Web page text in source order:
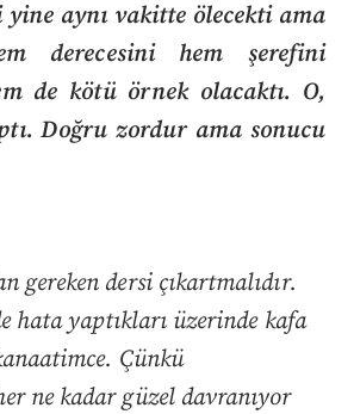
yine aynı vakitte ölecekti ama
derecesini hem şerefini
de kötü örnek olacaktı. O,
Doğru zordur ama sonucu
gereken dersi çıkartmalıdır.
hata yaptıkları üzerinde kafa
Çünkü
ne kadar güzel davranıyor